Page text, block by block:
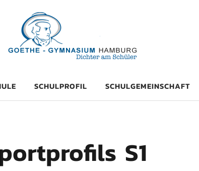
Hamburg
SCHULPROFIL SCHULGEMEINSCHAFT
S1